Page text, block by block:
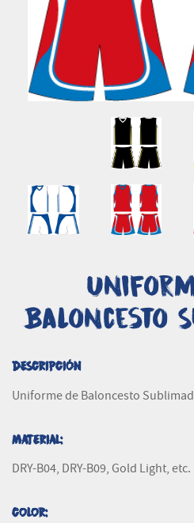
Baloncesto
DESCRIPCIÓN
Uniforme de Baloncesto
MATERIAL:
DRY-B04, DRY-B09, Gold Light, etc.
COLOR: